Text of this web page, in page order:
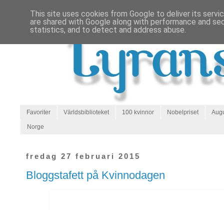
Favoriter Världsbiblioteket 100 kvinnor Nobelpriset
Norge
fredag 27 februari 2015
Bloggstafett på Kvinnodagen
This site uses cookies from Google to deliver its
are shared with Google along with performance and
statistics, and to detect and address abuse.